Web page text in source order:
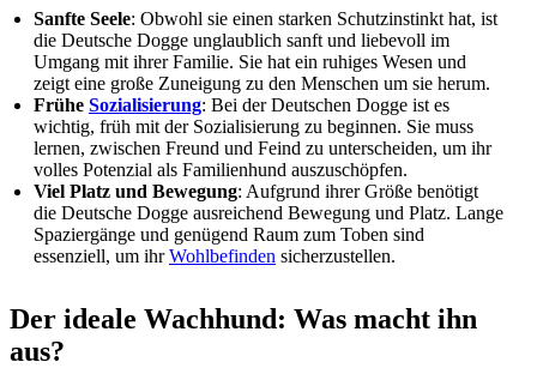
Sanfte Seele: Obwohl sie einen starken Schutzinstinkt hat, ist
die Deutsche Dogge unglaublich sanft und liebevoll im
Umgang mit ihrer Familie. Sie hat ein ruhiges Wesen und
zeigt eine große Zuneigung zu den Menschen um sie herum.
Frühe Sozialisierung: Bei der Deutschen Dogge ist es
wichtig, früh mit der Sozialisierung zu beginnen. Sie muss
lernen, zwischen Freund und Feind zu unterscheiden, um ihr
volles Potenzial als Familienhund auszuschöpfen.
Viel Platz und Bewegung: Aufgrund ihrer Größe benötigt
die Deutsche Dogge ausreichend Bewegung und Platz. Lange
Spaziergänge und genügend Raum zum Toben sind
essenziell, um ihrWohlbefinden sicherzustellen.
Der ideale Wachhund: Was macht ihn
aus?